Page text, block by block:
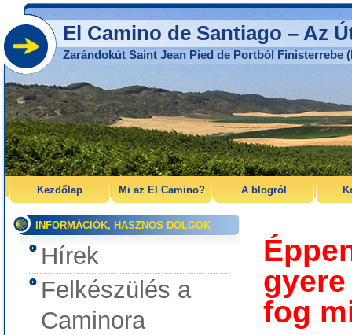
El Camino de Santiago – Az
Zarándokút Saint Jean Pied de Portból Finisterrebe
Kezdőlap Mi az El Camino? A blogról
INFORMÁCIÓK, HASZNOS DOLGOK
Hírek
Felkészülés a
Caminora
fog